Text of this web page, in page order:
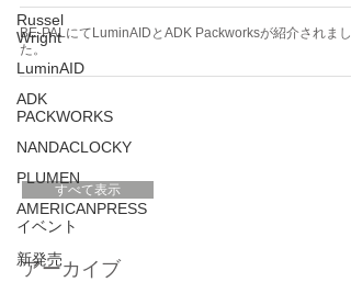
Russel
Wright
LuminAID
ADK
PACKWORKS
NANDACLOCKY
PLUMEN
AMERICANPRESS
イベント
新発売
BE-PALにてLuminAIDとADK Packworksが紹介されまし
た。
すべて表示
アーカイブ